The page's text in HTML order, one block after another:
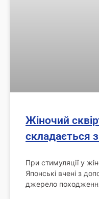
Жіночий
складається з
При стимуляції у
Японські вчені з
джерело